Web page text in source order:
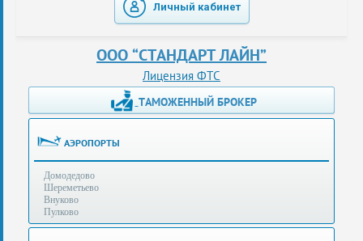
Получение
ЭЦП
за
сутки
услуги
Опыт
Личный кабинет
ООО “СТАНДАРТ ЛАЙН”
Лицензия ФТС
ТАМОЖЕННЫЙ БРОКЕР
АЭРОПОРТЫ
Домодедово
Шереметьево
Внуково
Пулково